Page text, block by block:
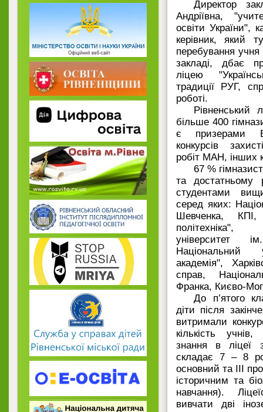
Директор
Андріївна,
освіти України",
керівник, який
перебування
закладі, дбає
ліцею
традиції РУГ,
роботі.
Рівненський
більше 400
є призерами
конкурсів
робіт МАН, інших
67 %
та достатньому
студентами
серед яких:
Шевченка, КПІ,
університет
Національний
академія",
справ,
Франка, Києво-
До п’ятого
діти після
витримали
кількість
знання в ліцеї
складає 7 – 8
основний та ІІІ
історичним та
навчання).
вивчати дві